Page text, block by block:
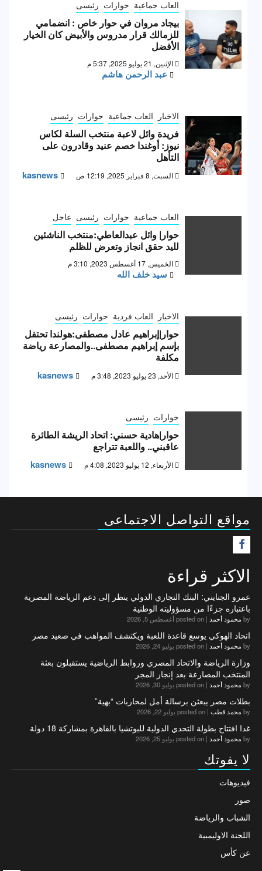
العاب جماعية حوارات رئيسى
بيجاد مروان في حوار خاص : انضمامي
للزمالك قرار مدروس والأبيض كان الخيار
الأفضل
الإثنين, 21 يوليو 2025, 5:37 م
عبد الرحمن هاشم
الاخبار العاب جماعية حوارات رئيسى
فريدة وائل لاعبة منتخب السلة لكاس
نيوز: أوغندا خصم عنيد وقادرون على
التأهل
السبت, 8 فبراير 2025, 12:19 ص kasnews
العاب جماعية حوارات رئيسى عاجل
حوار| وائل عبدالعاطي:منتخب الناشئين
لليد حقق انجاز وتعرض للظلم
الخميس, 17 أغسطس 2023, 3:10 م
سيد خلف الله
الاخبار العاب فردية حوارات رئيسى
حوار|إبراهيم عادل مصطفى:هولندا تحتفل
بإسم إبراهيم مصطفى..والمصارعة رياضة
مكلفة
الأحد, 23 يوليو 2023, 3:48 م kasnews
حوارات رئيسى
حوار|هادية حسني: اتحاد الريشة الطائرة
عاقبني.. واللعبة تتراجع
الأربعاء, 12 يوليو 2023, 4:08 م kasnews
مواقع التواصل الاجتماعى
الاكثر قراءة
عمرو الجنايني: البنك التجاري الدولي ينظر إلى دعم الرياضة المصرية
باعتباره جزءًا من مسؤوليته الوطنية
by محمود أحمد | posted on أغسطس 5, 2026
اتحاد الهوكي يوسع قاعدة اللعبة ويكتشف المواهب في صعيد مصر
by محمود أحمد | posted on يوليو 24, 2026
وزارة الرياضة والاتحاد المصري وروابط الرياضية يستقبلون بعثة
المنتخب المصارعة بعد إنجاز المجر
by محمود أحمد | posted on يوليو 30, 2026
بطلات مصر يبعثن برسالة أمل لمحاربات “بهية”
by محمد قطب | posted on يوليو 22, 2026
غدا افتتاح بطولة التحدي الدولية للبوتشيا بالقاهرة بمشاركة 18 دولة
by محمود أحمد | posted on يوليو 25, 2026
لا يفوتك
فيديوهات
صور
الشباب والرياضة
اللجنة الاوليمبية
عن كأس